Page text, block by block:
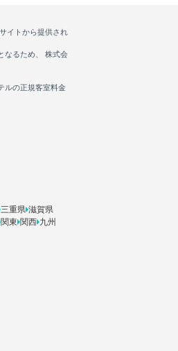
三重県 滋賀県
関東 関西 九州